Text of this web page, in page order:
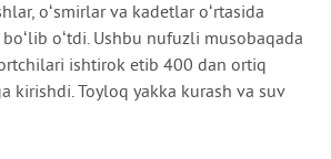
oʻsmirlar va kadetlar oʻrtasida
oʻtdi. Ushbu nufuzli musobaqada
ishtirok etib 400 dan ortiq
kirishdi. Toyloq yakka kurash va suv